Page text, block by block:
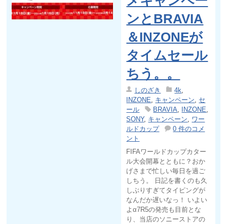
ンとBRAVIA
＆INZONEが
タイムセール
ちう。。
しのざき 4k,
INZONE, キャンペーン, セ
ール
BRAVIA, INZONE,
SONY, キャンペーン, ワー
ルドカップ
0 件のコメ
ント
FIFAワールドカップカター
ル大会開幕とともに？おか
げさまで忙しい毎日を過ご
しちう。 日記を書くのも久
しぶりすぎてタイピングが
なんだか遅いなっ！ いよい
よα7R5の発売も目前とな
り、当店のソニーストアの